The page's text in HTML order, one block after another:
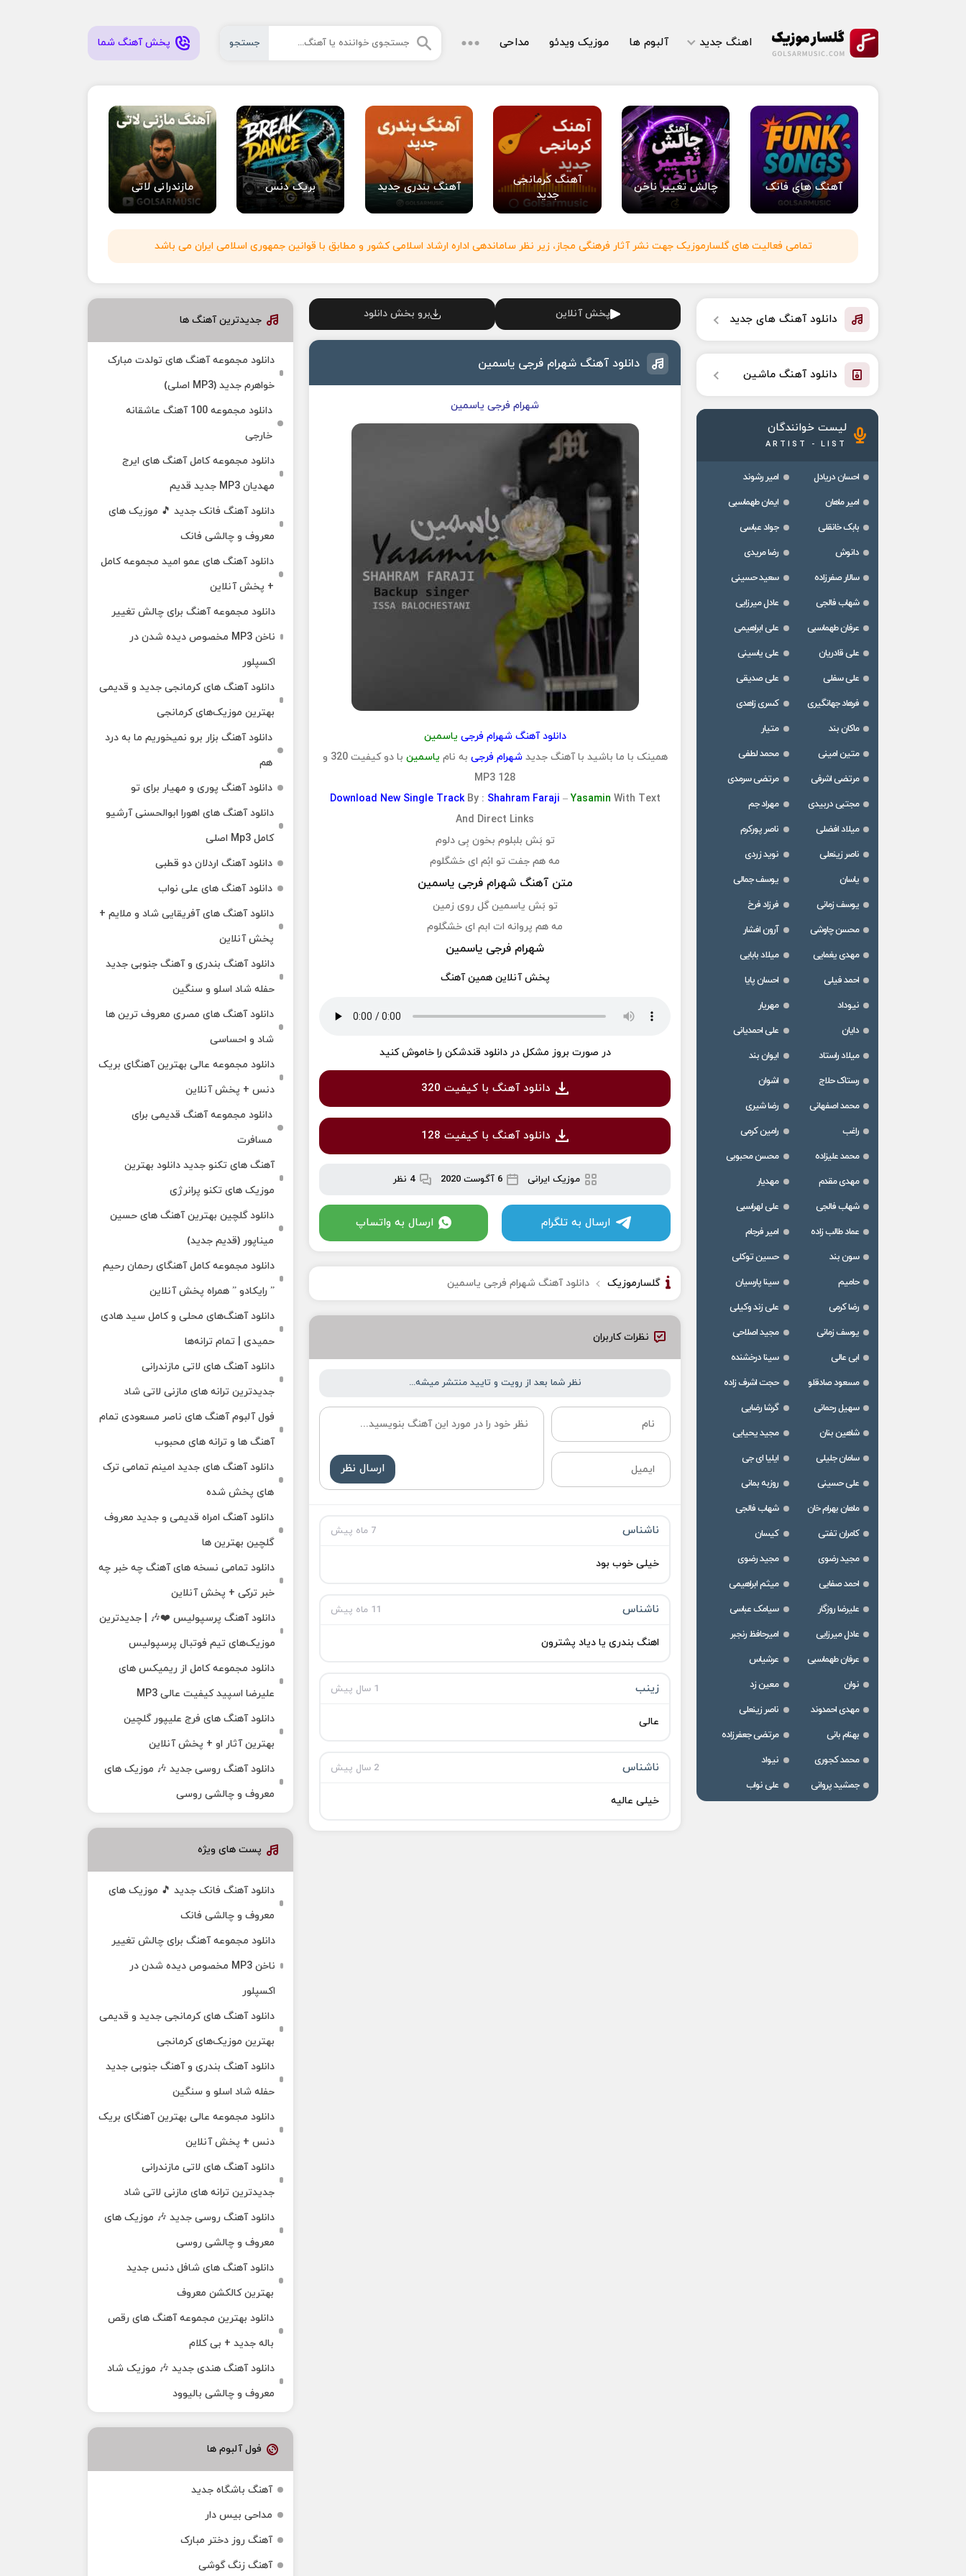
اهنگ جدید آلبوم ها موزیک ویدئو مداحی جستجو پخش آهنگ شما
آهنگ های فانک چالش تغییر ناخن
آهنگ کرمانجی
جدید
آهنگ بندری جدید بریک دنس مازندرانی لاتی
تمامی فعالیت های گلسارموزیک جهت نشر آثار فرهنگی مجاز، زیر نظر ساماندهی اداره ارشاد اسلامی کشور و مطابق با قوانین جمهوری اسلامی ایران می باشد
پخش آنلاین برو بخش دانلود
دانلود آهنگ شهرام فرجی یاسمین
شهرام فرجی یاسمین
دانلود آهنگ شهرام فرجی یاسمین
همینک با ما باشید با آهنگ جدیدشهرام فرجی به نام یاسمین
با دو کیفیت 320 و
128 MP3
Download New Single Track By : Shahram Faraji –Yasamin With Text
And Direct Links
تو بَش بلبلوم بخون بِی دلوم
مه هم جفت تو ابُم ای خشگلوم
متن آهنگ شهرام فرجی یاسمین
تو بَش یاسمین گل روی زمین
مه هم پروانه ات ابم ای خشگلوم
شهرام فرجی یاسمین
پخش آنلاین همین آهنگ
در صورت بروز مشکل در دانلود قندشکن را خاموش کنید
دانلود آهنگ با کیفیت 320
دانلود آهنگ با کیفیت 128
موزیک ایرانی 6 آگوست 2020 4 نظر
ارسال به تلگرام ارسال به واتساپ
گلسارموزیک دانلود آهنگ شهرام فرجی یاسمین
نظرات کاربران
نظر شما بعد از رویت و تایید منتشر میشه...
ارسال نظر
ناشناس 7 ماه پیش
خیلی خوب بود
ناشناس 11 ماه پیش
اهنگ بندری یا دیاد پشترون
زینب 1 سال پیش
عالی
ناشناس 2 سال پیش
خیلی عالیه
دانلود آهنگ های جدید
دانلود آهنگ ماشین
لیست خوانندگان
ARTIST - LIST
احسان دریادل
امیر رشوند
امیر ماهان
ایمان طهماسبی
بابک خانقلی
جواد عباسی
دانوش
رضا مریدی
سالار صفرزاده
سعید حسینی
شهاب فالجی
عادل میرزایی
عرفان طهماسبی
علی ابراهیمی
علی قادریان
علی یاسینی
علی سفلی
علی صدیقی
فرهاد جهانگیری
کسری زاهدی
ماکان بند
متیار
متین امینی
محمد لطفی
مرتضی اشرفی
مرتضی سرمدی
مجتبی دربیدی
مهراد جم
میلاد افضلی
ناصر پورکرم
ناصر زینعلی
نوید زردی
یاسان
یوسف جمالی
یوسف زمانی
فرزاد فرخ
محسن چاوشی
آرون افشار
مهدی یغمایی
میلاد بابایی
احمد فیلی
احسان پایا
نیوداد
مهریار
دایان
علی احمدیانی
میلاد راستاد
ایوان بند
رستاک حلاج
اشوان
محمد اصفهانی
رضا شیری
راغب
رامین کرمی
محمد علیزاده
محسن محبوبی
مهدی مقدم
مهدیار
شهاب فالجی
علی لهراسبی
عماد طالب زاده
امیر فرجام
سون بند
حسین توکلی
حامیم
سینا پارسیان
رضا کرمی
علی زند وکیلی
یوسف زمانی
مجید اصلاحی
ابی عالی
سینا درخشنده
مسعود صادقلو
حجت اشرف زاده
سهیل رحمانی
گرشا رضایی
شاهین بنان
مجید یحیایی
سامان جلیلی
ایلیا ای جی
علی حسینی
روزبه بمانی
ماهان بهرام خان
شهاب فالجی
کامران تفتی
کیسان
مجید رضوی
مجید رضوی
احمد صفایی
میثم ابراهیمی
علیرضا روزگار
سیامک عباسی
عادل میرزایی
امیرحافظ رنجبر
عرفان طهماسبی
عرشیاس
نوان
معین زد
مهدی احمدوند
ناصر زینعلی
بهنام بانی
مرتضی جعفرزاده
محمد کجوری
نیواد
جمشید پروانی
علی نواب
جدیدترین آهنگ ها
دانلود مجموعه آهنگ های تولدت مبارک
خواهرم جدید (MP3 اصلی)
دانلود مجموعه 100 آهنگ عاشقانه
خارجی
دانلود مجموعه کامل آهنگ های ایرج
مهدیان MP3 جدید قدیم
دانلود آهنگ فانک جدید 🎵 موزیک‌ های
معروف و چالشی فانک
دانلود آهنگ های عمو امید مجموعه کامل
+ پخش آنلاین
دانلود مجموعه آهنگ برای چالش تغییر
ناخن MP3 مخصوص دیده شدن در
اکسپلور
دانلود آهنگ‌ های کرمانجی جدید و قدیمی
بهترین موزیک‌های کرمانجی
دانلود آهنگ بزار برو نمیخوریم ما به درد
هم
دانلود آهنگ پوری و مهیار برای تو
دانلود آهنگ های اهورا ابوالحسنی آرشیو
کامل Mp3 اصلی
دانلود آهنگ اردلان دو قطبی
دانلود آهنگ های علی نواب
دانلود آهنگ های آفریقایی شاد و ملایم +
پخش آنلاین
دانلود آهنگ بندری و آهنگ جنوبی جدید
حفله شاد اسلو و سنگین
دانلود آهنگ های مصری معروف ترین ها
شاد و احساسی
دانلود مجموعه عالی بهترین آهنگای بریک
دنس + پخش آنلاین
دانلود مجموعه آهنگ قدیمی برای
مسافرت
آهنگ های تکنو جدید دانلود بهترین
موزیک های تکنو پرانرژی
دانلود گلچین بهترین آهنگ های حسین
میناپور (قدیم جدید)
دانلود مجموعه کامل آهنگای رحمان رحیم
” رایکادو ” همراه پخش آنلاین
دانلود آهنگ‌های محلی و کامل سید هادی
حمیدی | تمام ترانه‌ها
دانلود آهنگ‌ های لاتی مازندرانی
جدیدترین ترانه های مازنی لاتی شاد
فول آلبوم آهنگ‌ های ناصر مسعودی تمام
آهنگ‌ ها و ترانه‌ های محبوب
دانلود آهنگ های جدید امینم تمامی ترک
های پخش شده
دانلود آهنگ امراه قدیمی و جدید معروف
گلچین بهترین ها
دانلود تمامی نسخه های آهنگ چه خبر چه
خبر ترکی + پخش آنلاین
دانلود آهنگ پرسپولیس ❤️🎶 | جدیدترین
موزیک‌های تیم فوتبال پرسپولیس
دانلود مجموعه کامل از ریمیکس های
علیرضا اسپید کیفیت عالی MP3
دانلود آهنگ های فرج علیپور گلچین
بهترین آثار او + پخش آنلاین
دانلود آهنگ روسی جدید 🎶 موزیک‌ های
معروف و چالشی روسی
پست های ویژه
دانلود آهنگ فانک جدید 🎵 موزیک‌ های
معروف و چالشی فانک
دانلود مجموعه آهنگ برای چالش تغییر
ناخن MP3 مخصوص دیده شدن در
اکسپلور
دانلود آهنگ‌ های کرمانجی جدید و قدیمی
بهترین موزیک‌های کرمانجی
دانلود آهنگ بندری و آهنگ جنوبی جدید
حفله شاد اسلو و سنگین
دانلود مجموعه عالی بهترین آهنگای بریک
دنس + پخش آنلاین
دانلود آهنگ‌ های لاتی مازندرانی
جدیدترین ترانه های مازنی لاتی شاد
دانلود آهنگ روسی جدید 🎶 موزیک‌ های
معروف و چالشی روسی
دانلود آهنگ های شافل دنس جدید
بهترین کالکشن معروف
دانلود بهترین مجموعه آهنگ های رقص
باله جدید + بی کلام
دانلود آهنگ هندی جدید 🎶 موزیک شاد
معروف و چالشی بالیوود
فول آلبوم ها
آهنگ باشگاه جدید
مداحی بیس دار
آهنگ روز دختر مبارک
آهنگ زنگ گوشی